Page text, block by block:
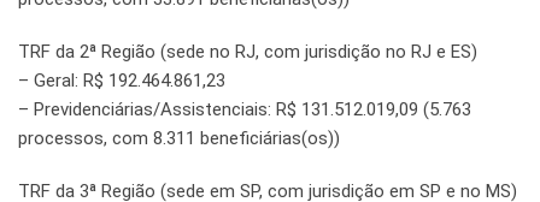
TRF da 2ª Região (sede no RJ, com jurisdição no RJ e ES)
– Geral: R$ 192.464.861,23
– Previdenciárias/Assistenciais: R$ 131.512.019,09 (5.763
processos, com 8.311 beneficiárias(os))
TRF da 3ª Região (sede em SP, com jurisdição em SP e no MS)